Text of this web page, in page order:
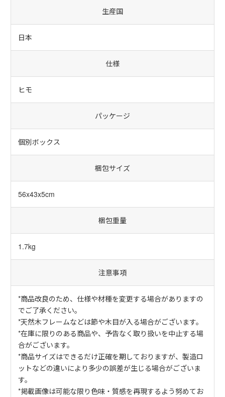
生産国
日本
仕様
ヒモ
パッケージ
個別ボックス
梱包サイズ
56x43x5cm
梱包重量
1.7kg
注意事項
*商品改良のため、仕様や材種を変更する場合がありますの
でご了承ください。
*天然木フレームなどは節や木目が入る場合がございます。
*在庫に限りのある商品や、予告なく取り扱いを中止する場
合がございます。
*商品サイズはできるだけ正確を期しておりますが、製造ロ
ットなどの違いにより多少の誤差が生じる場合がございま
す。
*掲載画像は可能な限り色味・質感を再現するよう努めてお